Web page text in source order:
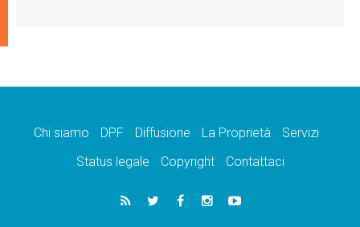
Chi siamo DPF Diffusione La Proprietà
Servizi
Status legale
Copyright Contattaci